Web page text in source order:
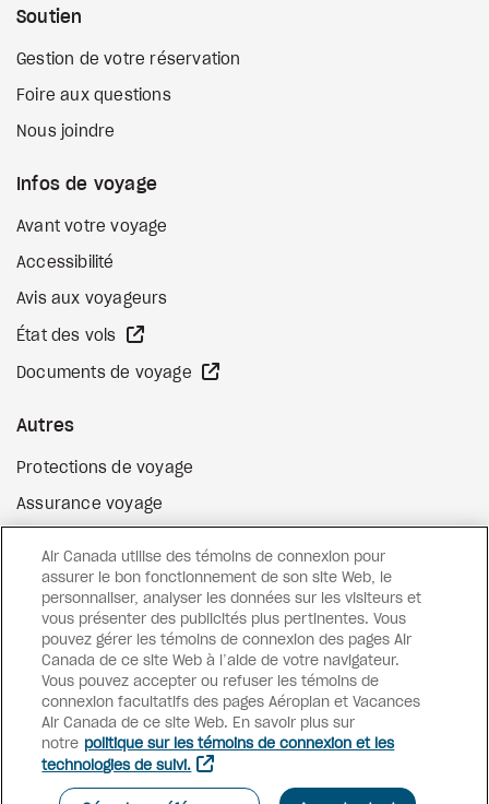
Soutien
Gestion de votre réservation
Foire aux questions
Nous joindre
Infos de voyage
Avant votre voyage
Accessibilité
Avis aux voyageurs
État des vols
Documents de voyage
Autres
Protections de voyage
Assurance voyage
Surclassement de vol
Cartes-cadeaux Site Web externe
FacebookInstagram
Pinterest
©2026Vacances Air Canada
Air Canada utilise des témoins de connexion pour
assurer le bon fonctionnement de son site Web, le
personnaliser, analyser les données sur les visiteurs et
vous présenter des publicités plus pertinentes. Vous
pouvez gérer les témoins de connexion des pages Air
Canada de ce site Web à l’aide de votre navigateur.
Vous pouvez accepter ou refuser les témoins de
connexion facultatifs des pages Aéroplan et Vacances
Air Canada de ce site Web. En savoir plus sur
notre politique sur les témoins de connexion et les
technologies de suivi.